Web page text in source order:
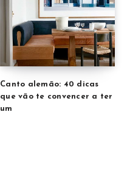
Canto alemão: 40 dicas
que vão te convencer a ter
um